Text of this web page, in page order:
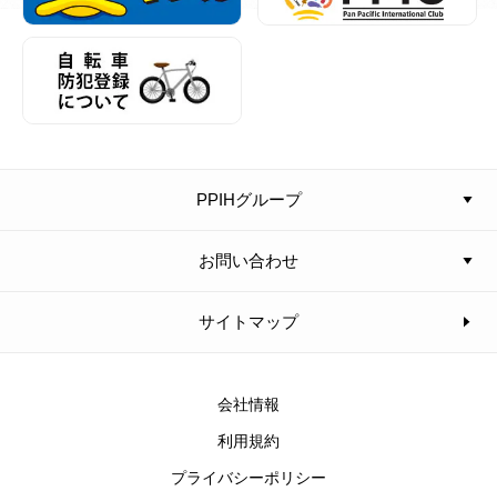
PPIHグループ
お問い合わせ
サイトマップ
会社情報
利用規約
プライバシーポリシー